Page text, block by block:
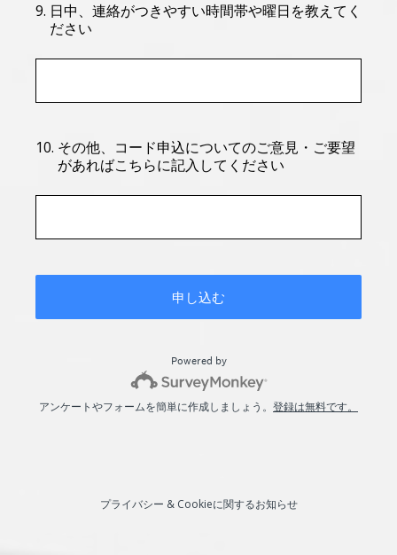
9. 日中、連絡がつきやすい時間帯や曜日を教えてく
ださい
10. その他、コード申込についてのご意見・ご要望
があればこちらに記入してください
申し込む
Powered by
アンケートやフォームを簡単に作成しましょう。 登録は無料です。
プライバシー & Cookieに関するお知らせ